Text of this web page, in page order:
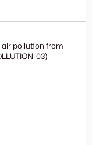
pollution from
03)